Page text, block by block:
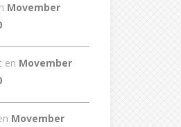
Movember
en Movember
Movember